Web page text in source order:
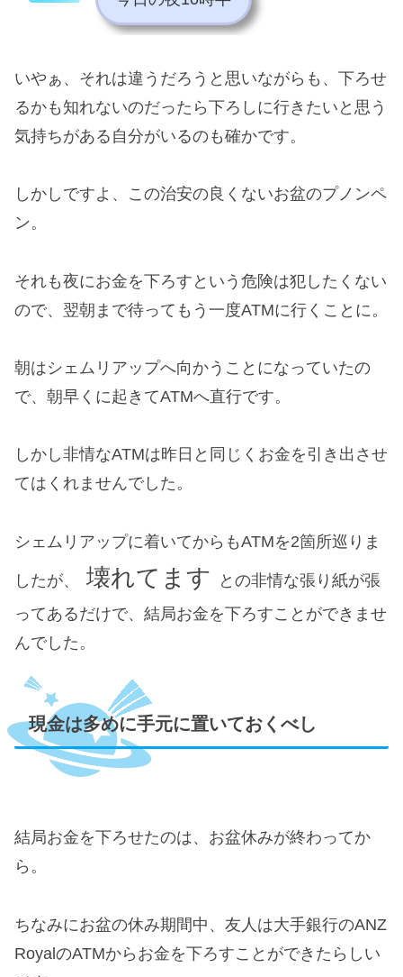
いやぁ、それは違うだろうと思いながらも、下ろせ
るかも知れないのだったら下ろしに行きたいと思う
気持ちがある自分がいるのも確かです。
しかしですよ、この治安の良くないお盆のプノンペ
ン。
それも夜にお金を下ろすという危険は犯したくない
ので、翌朝まで待ってもう一度ATMに行くことに。
朝はシェムリアップへ向かうことになっていたの
で、朝早くに起きてATMへ直行です。
しかし非情なATMは昨日と同じくお金を引き出させ
てはくれませんでした。
シェムリアップに着いてからもATMを2箇所巡りま
したが、 壊れてます
との非情な張り紙が張
ってあるだけで、結局お金を下ろすことができませ
んでした。
現金は多めに手元に置いておくべし
結局お金を下ろせたのは、お盆休みが終わってか
ら。
ちなみにお盆の休み期間中、友人は大手銀行のANZ
RoyalのATMからお金を下ろすことができたらしい